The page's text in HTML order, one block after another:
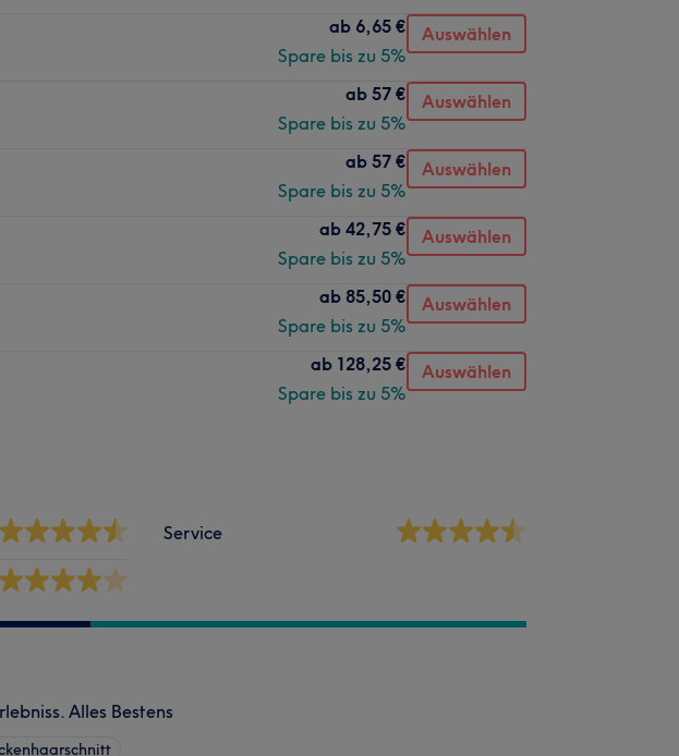
ab 6,65 €
Spare bis zu 5%
Auswählen
ab 57 €
Spare bis zu 5%
Auswählen
ab 57 €
Spare bis zu 5%
Auswählen
ab 42,75 €
Spare bis zu 5%
Auswählen
ab 85,50 €
Spare bis zu 5%
Auswählen
ab 128,25 €
Spare bis zu 5%
Auswählen
Service
Alles Bestens